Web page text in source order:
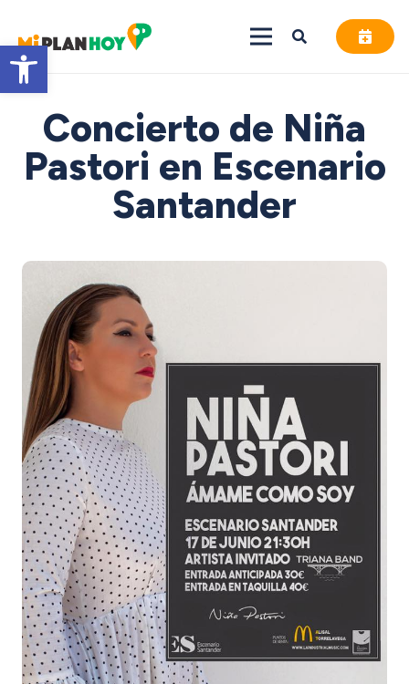
Abrir barra de herramientas
Concierto de Niña
Pastori en Escenario
Santander